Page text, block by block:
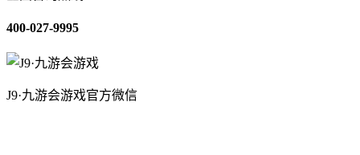
400-027-9995
J9·九游会游戏官方微信